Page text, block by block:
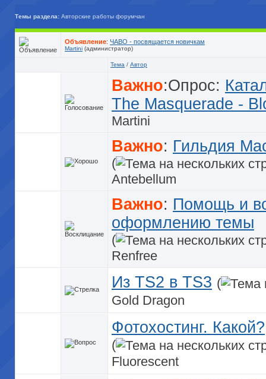
Темы раздела: Авторские работы форумчан
Объявление: ЧАВО - посвящается новичкам
Martini (администратор)
Тема / Автор
Важно:Опрос:
The Masquerade -
Martini
Важно: Гильдия
(
Antebellum
Важно: Помощь и
оформлению темы
(
Renfree
Из TS2 в TS3 (
Gold Dragon
Фотохостинг. Какой?
(
Fluorescent